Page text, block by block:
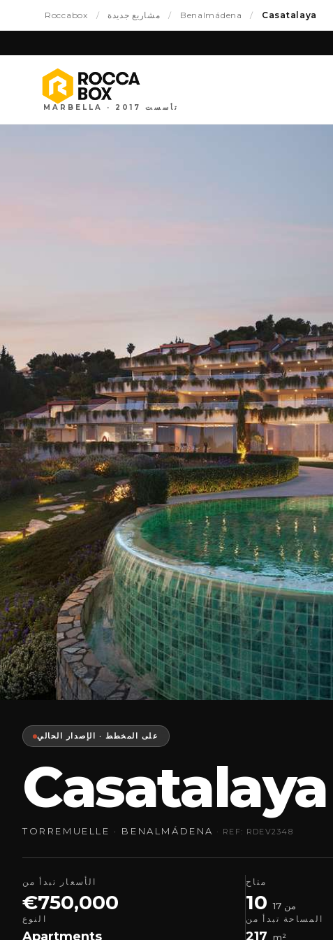
Roccabox / مشاريع جديدة / Benalmádena / Casatalaya
MARBELLA · تأسست 2017
على المخطط · الإصدار الحالي
Casatalaya
TORREMUELLE · BENALMÁDENA · REF: RDEV2348
الأسعار تبدأ من
€750,000
متاح
10 من 17
النوع
Apartments
المساحة تبدأ من
217 m²